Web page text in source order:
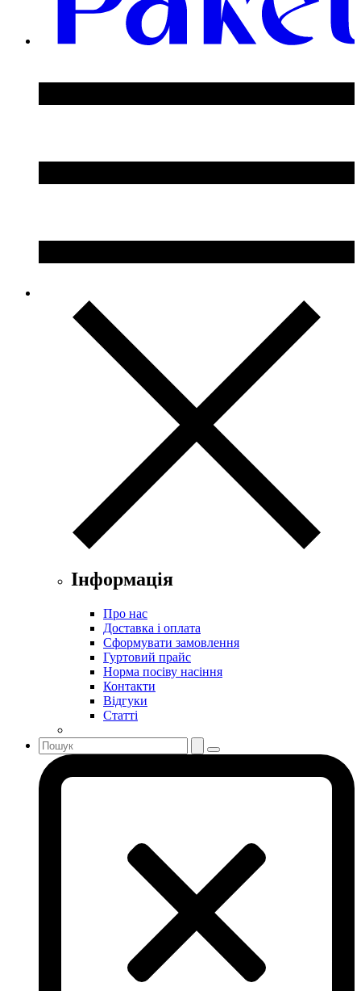
Інформація
Про нас
Доставка і оплата
Сформувати замовлення
Гуртовий прайс
Норма посіву насіння
Контакти
Відгуки
Статті